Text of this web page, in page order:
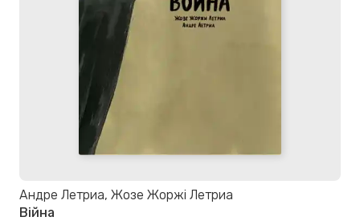
Андре Летриа, Жозе Жоржі Летриа
Війна